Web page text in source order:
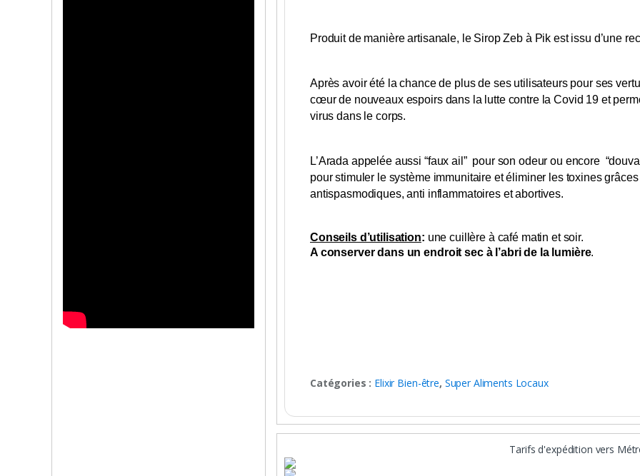
Produit de manière artisanale, le Sirop Zeb à Pik est issu d’une
Après avoir été la chance de plus de ses utilisateurs pour ses
cœur de nouveaux espoirs dans la lutte contre la Covid 19 et
virus dans le corps.
L’Arada appelée aussi “faux ail” pour son odeur ou encore
pour stimuler le système immunitaire et éliminer les toxines
antispasmodiques, anti inflammatoires et abortives.
Conseils d’utilisation: une cuillère à café matin et soir.
A conserver dans un endroit sec à l’abri de la lumière.
Catégories : Elixir Bien-être, Super Aliments Locaux
Tarifs d'expédition vers